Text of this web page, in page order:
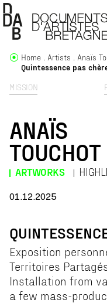
MISSION
Home Artists Anaïs
Quintessence pas
ANAÏS
TOUCHOT
ARTWORKS
01.12.2025
Exposition
Territoires
Installation from
a few mass-